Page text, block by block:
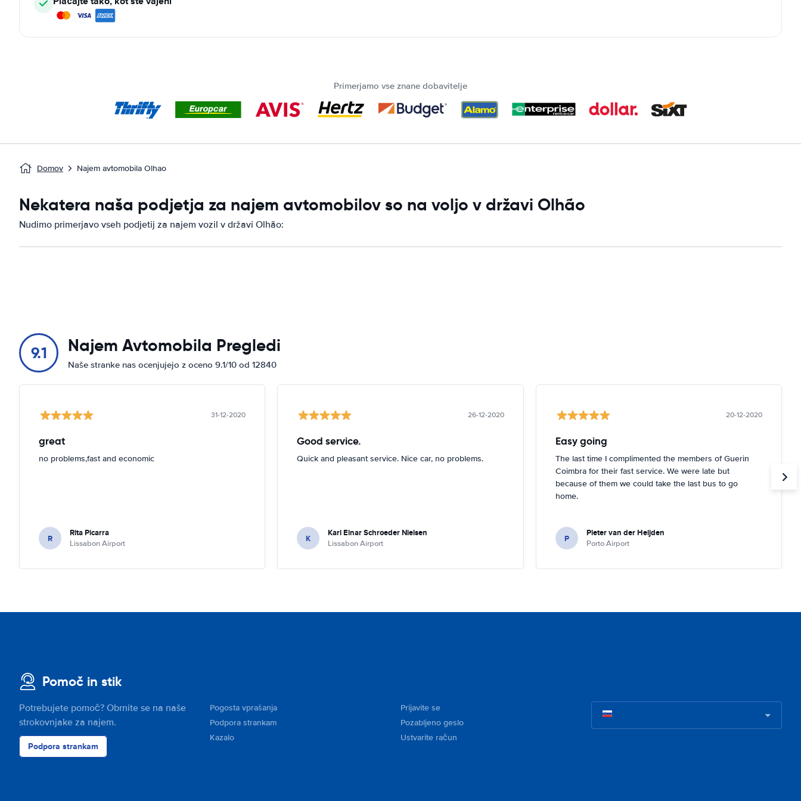
Primerjamo vse znane dobavitelje
Domov Najem avtomobila Olhao
Nekatera naša podjetja za najem avtomobilov so na voljo v državi Olhão
Nudimo primerjavo vseh podjetij za najem vozil v državi Olhão:
9.1 Najem Avtomobila Pregledi
Naše stranke nas ocenjujejo z oceno 9.1/10 od 12840
31-12-2020
great
no problems,fast and economic
R Rita Picarra
Lissabon Airport
26-12-2020
Good service.
Quick and pleasant service. Nice car, no problems.
K Karl Einar Schroeder Nielsen
Lissabon Airport
20-12-2020
Easy going
The last time I complimented the members of Guerin
Coimbra for their fast service. We were late but
because of them we could take the last bus to go
home.
P Pieter van der Heijden
Porto Airport
Pomoč in stik
Potrebujete pomoč? Obrnite se na naše
strokovnjake za najem.
Podpora strankam
Pogosta vprašanja
Podpora strankam
Kazalo
Prijavite se
Pozabljeno geslo
Ustvarite račun